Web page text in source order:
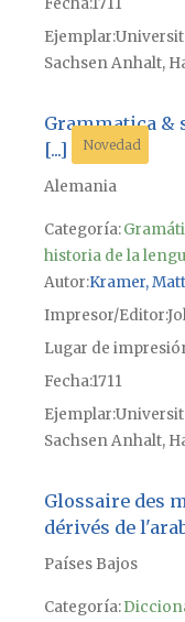
Fecha1711
Ejemplar
Sachsen Anhalt,
Grammatica &
[...]
Novedad
Alemania
Categoría:
historia de la
Autor Kramer,
Impresor/Editor
Lugar de
Fecha1711
Ejemplar
Sachsen Anhalt,
Glossaire des
dérivés de
Países Bajos
Categoría: